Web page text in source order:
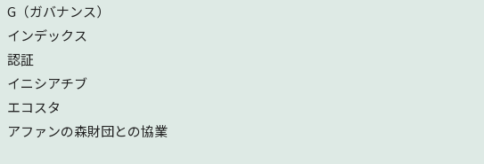
G（ガバナンス）
インデックス
認証
イニシアチブ
エコスタ
アファンの森財団との協業